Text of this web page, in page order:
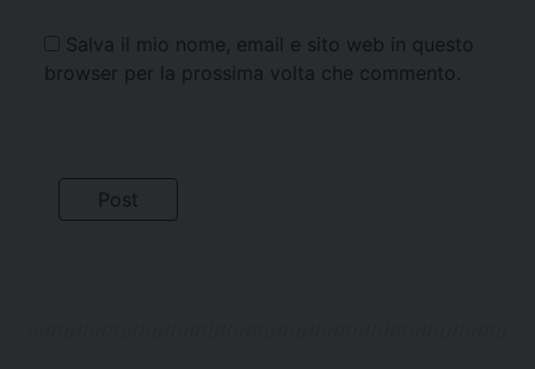
Salva il mio nome, email e sito web in questo
browser per la prossima volta che commento.